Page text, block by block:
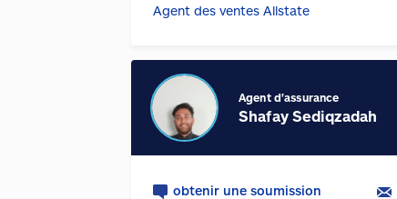
Agent des ventes Allstate
Agent d'assurance
Shafay Sediqzadah
obtenir une soumission